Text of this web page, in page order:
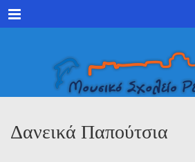
Menu
Δανεικά Παπούτσια